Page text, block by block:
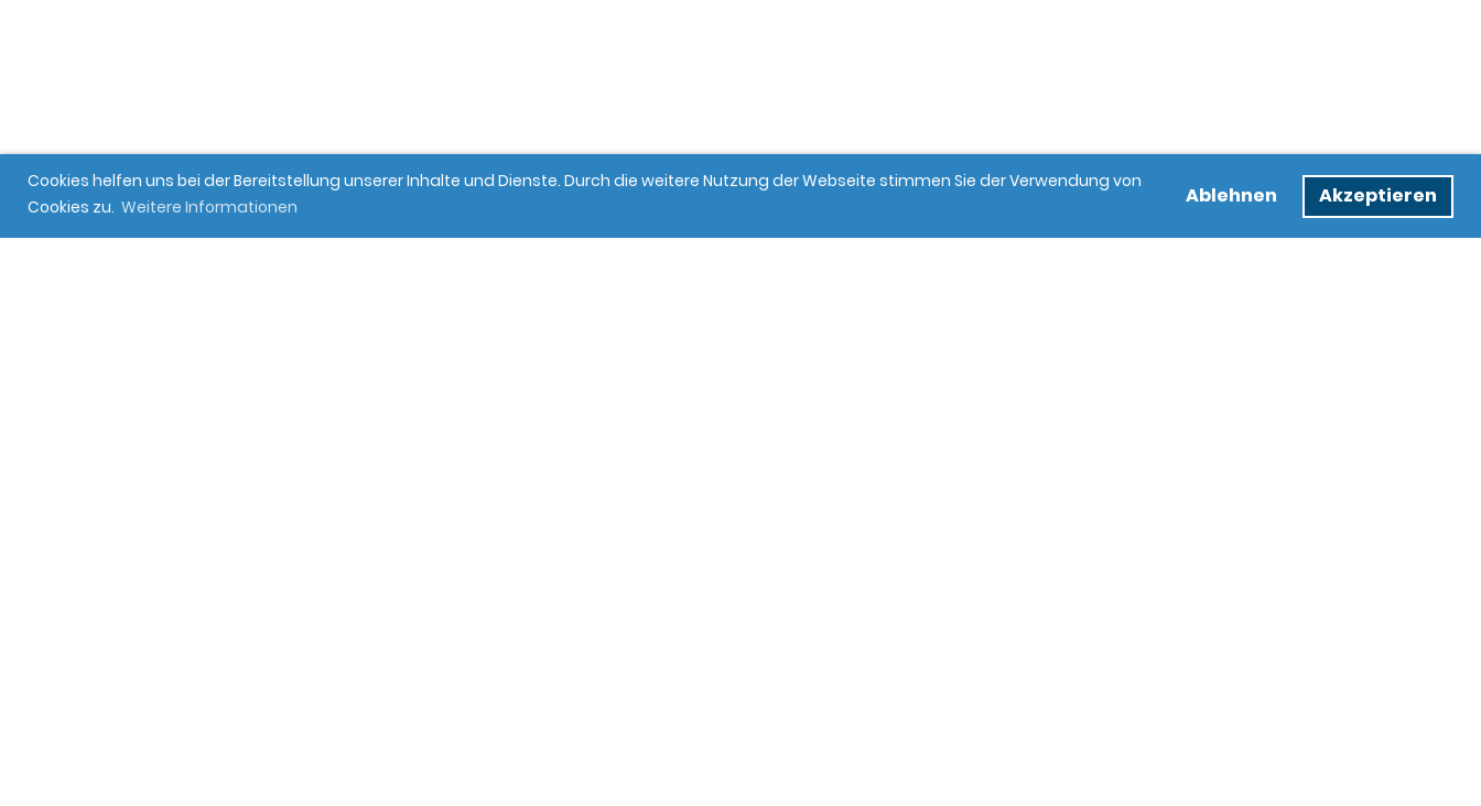
Cookies helfen uns bei der Bereitstellung unserer Inhalte und Dienste. Durch die weitere Nutzung der Webseite stimmen Sie der Verwendung von
Cookies zu. Weitere Informationen Ablehnen Akzeptieren